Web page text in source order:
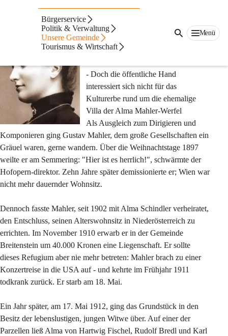
Bürgerservice
Politik & Verwaltung
Unsere Gemeinde
Tourismus & Wirtschaft
Menü
Alma Mahler
„Sie sind endgültig verloren!“
Werfel schrieb dort Romane,
- Doch die öffentliche Hand
interessiert sich nicht für das
Kulturerbe rund um die ehemalige
Villa der Alma Mahler-Werfel
Als Ausgleich zum Dirigieren und
Komponieren ging Gustav Mahler, dem große Gesellschaften ein
Gräuel waren, gerne wandern. Über die Weihnachtstage 1897
weilte er am Semmering: "Hier ist es herrlich!", schwärmte der
Hofopern-direktor. Zehn Jahre später demissionierte er; Wien war
nicht mehr dauernder Wohnsitz.
Dennoch fasste Mahler, seit 1902 mit Alma Schindler verheiratet,
den Entschluss, seinen Alterswohnsitz in Niederösterreich zu
errichten. Im November 1910 erwarb er in der Gemeinde
Breitenstein um 40.000 Kronen eine Liegenschaft. Er sollte
dieses Refugium aber nie mehr betreten: Mahler brach zu einer
Konzertreise in die USA auf - und kehrte im Frühjahr 1911
todkrank zurück. Er starb am 18. Mai.
Ein Jahr später, am 17. Mai 1912, ging das Grundstück in den
Besitz der lebenslustigen, jungen Witwe über. Auf einer der
Parzellen ließ Alma von Hartwig Fischel, Rudolf Bredl und Karl